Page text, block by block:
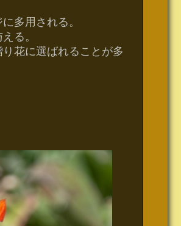
多用される。
る。
花に選ばれることが多